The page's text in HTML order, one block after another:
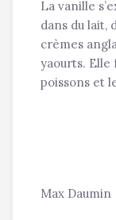
La vanille
dans du lait,
crèmes
yaourts. Elle
poissons et
Max Daumin